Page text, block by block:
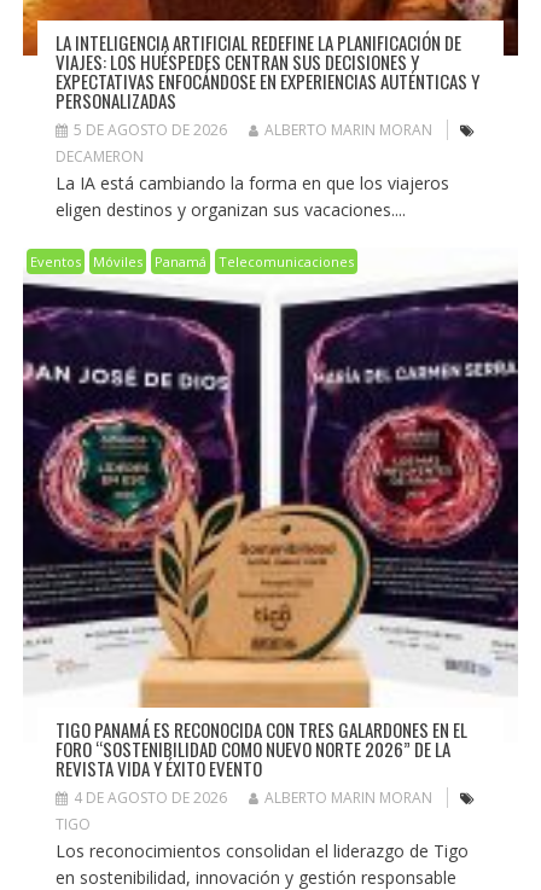
LA INTELIGENCIA ARTIFICIAL REDEFINE LA PLANIFICACIÓN DE
VIAJES: LOS HUÉSPEDES CENTRAN SUS DECISIONES Y
EXPECTATIVAS ENFOCÁNDOSE EN EXPERIENCIAS AUTÉNTICAS Y
PERSONALIZADAS
5 DE AGOSTO DE 2026
ALBERTO MARIN MORAN
DECAMERON
La IA está cambiando la forma en que los viajeros
eligen destinos y organizan sus vacaciones....
Eventos Móviles Panamá Telecomunicaciones
TIGO PANAMÁ ES RECONOCIDA CON TRES GALARDONES EN EL
FORO “SOSTENIBILIDAD COMO NUEVO NORTE 2026” DE LA
REVISTA VIDA Y ÉXITO EVENTO
4 DE AGOSTO DE 2026
ALBERTO MARIN MORAN
TIGO
Los reconocimientos consolidan el liderazgo de Tigo
en sostenibilidad, innovación y gestión responsable